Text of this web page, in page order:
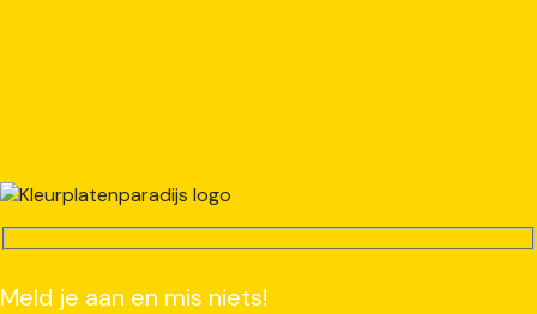
Meld je aan en mis niets!